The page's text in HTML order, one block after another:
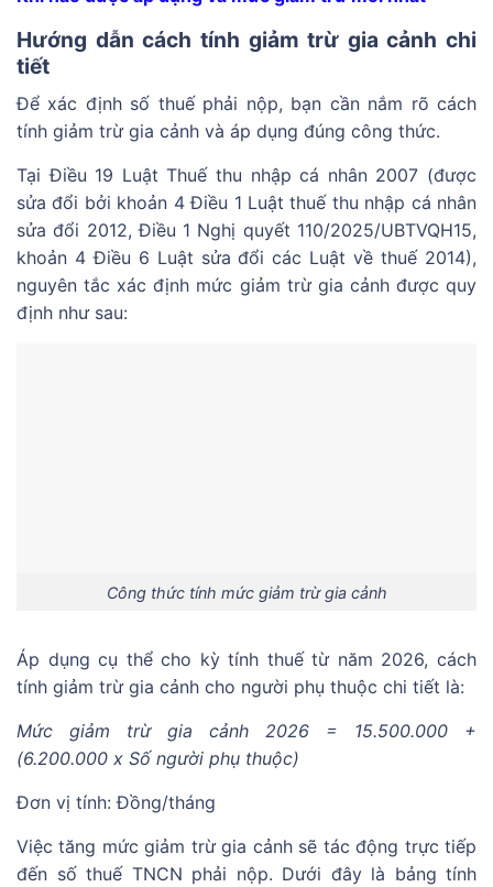
Hướng dẫn cách tính giảm trừ gia cảnh chi
tiết
Để xác định số thuế phải nộp, bạn cần nắm rõ cách
tính giảm trừ gia cảnh và áp dụng đúng công thức.
Tại Điều 19 Luật Thuế thu nhập cá nhân 2007 (được
sửa đổi bởi khoản 4 Điều 1 Luật thuế thu nhập cá nhân
sửa đổi 2012, Điều 1 Nghị quyết 110/2025/UBTVQH15,
khoản 4 Điều 6 Luật sửa đổi các Luật về thuế 2014),
nguyên tắc xác định mức giảm trừ gia cảnh được quy
định như sau:
Công thức tính mức giảm trừ gia cảnh
Áp dụng cụ thể cho kỳ tính thuế từ năm 2026, cách
tính giảm trừ gia cảnh cho người phụ thuộc chi tiết là:
Mức giảm trừ gia cảnh 2026 = 15.500.000 +
(6.200.000 x Số người phụ thuộc)
Đơn vị tính: Đồng/tháng
Việc tăng mức giảm trừ gia cảnh sẽ tác động trực tiếp
đến số thuế TNCN phải nộp. Dưới đây là bảng tính